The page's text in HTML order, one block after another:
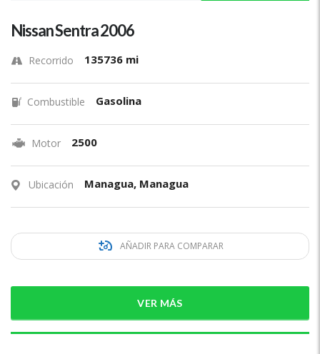
Nissan Sentra 2006
Recorrido 135736 mi
Combustible Gasolina
Motor 2500
Ubicación Managua, Managua
AÑADIR PARA COMPARAR
VER MÁS